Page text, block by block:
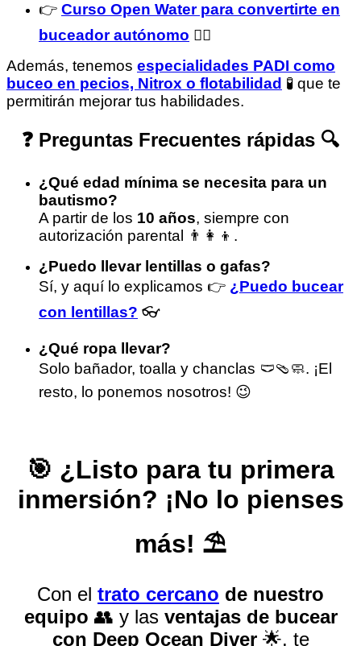
👉 Curso Open Water para convertirte en
buceador autónomo 🧜‍♂️
Además, tenemos especialidades PADI como
buceo en pecios, Nitrox o flotabilidad 🧪 que te
permitirán mejorar tus habilidades.
❓ Preguntas Frecuentes rápidas 🔍
¿Qué edad mínima se necesita para un
bautismo?
A partir de los 10 años, siempre con
autorización parental 👨‍👩‍👦.
¿Puedo llevar lentillas o gafas?
Sí, y aquí lo explicamos 👉 ¿Puedo bucear
con lentillas? 👓
¿Qué ropa llevar?
Solo bañador, toalla y chanclas 🩲🩴🧼. ¡El
resto, lo ponemos nosotros! 😉
🎯 ¿Listo para tu primera
inmersión? ¡No lo pienses
más! ⛱️
Con el trato cercano de nuestro
equipo 👥 y las ventajas de bucear
con Deep Ocean Diver🌟, te